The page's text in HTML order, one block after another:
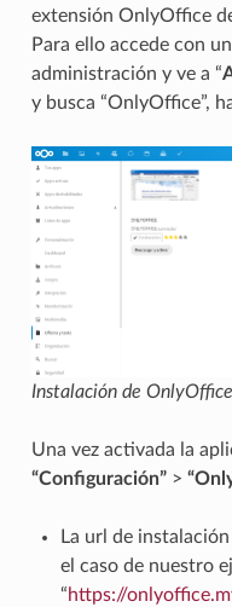
extensión OnlyOffice
Para ello accede con
administración y ve a “
y busca “OnlyOffice”,
Instalación de
Una vez activada la
“Configuración”>
La url de
el caso de nuestro
“https://